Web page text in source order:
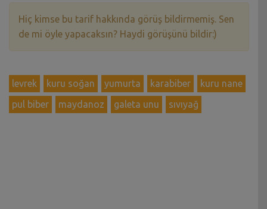
Hiç kimse bu tarif hakkında görüş bildirmemiş. Sen
de mi öyle yapacaksın? Haydi görüşünü bildir:)
levrek kuru soğan yumurta karabiber
kuru nane
pul biber
maydanoz galeta unu sıvıyağ